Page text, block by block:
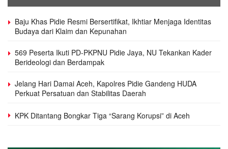
Baju Khas Pidie Resmi Bersertifikat, Ikhtiar Menjaga Identitas
Budaya dari Klaim dan Kepunahan
569 Peserta Ikuti PD-PKPNU Pidie Jaya, NU Tekankan Kader
Berideologi dan Berdampak
Jelang Hari Damai Aceh, Kapolres Pidie Gandeng HUDA
Perkuat Persatuan dan Stabilitas Daerah
KPK Ditantang Bongkar Tiga “Sarang Korupsi” di Aceh